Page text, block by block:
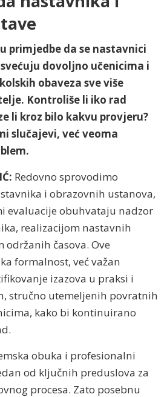
primjedbe da se nastavnici
dovoljno učenicima i
obaveza sve više
Kontroliše li iko rad
li kroz bilo kakvu provjeru?
slučajevi, već veoma
Redovno sprovodimo
i obrazovnih ustanova,
evaluacije obuhvataju nadzor
realizacijom nastavnih
časova. Ove
formalnost, već važan
izazova u praksi i
stručno utemeljenih povratnih
kako bi kontinuirano
obuka i profesionalni
od ključnih preduslova za
procesa. Zato posebnu